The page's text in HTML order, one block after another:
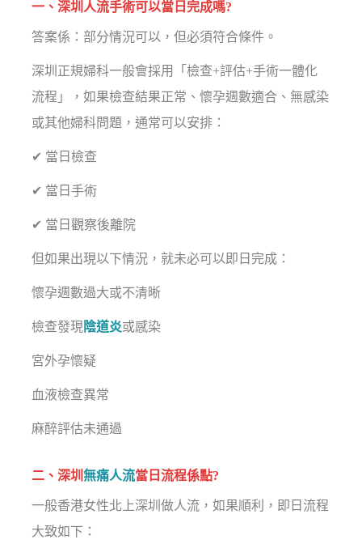
一、深圳人流手術可以當日完成嗎?
答案係：部分情況可以，但必須符合條件。
深圳正規婦科一般會採用「檢查+評估+手術一體化
流程」，如果檢查結果正常、懷孕週數適合、無感染
或其他婦科問題，通常可以安排：
✔ 當日檢查
✔ 當日手術
✔ 當日觀察後離院
但如果出現以下情況，就未必可以即日完成：
懷孕週數過大或不清晰
檢查發現 陰道炎或感染
宮外孕懷疑
血液檢查異常
麻醉評估未通過
二、深圳無痛人流當日流程係點?
一般香港女性北上深圳做人流，如果順利，即日流程
大致如下：